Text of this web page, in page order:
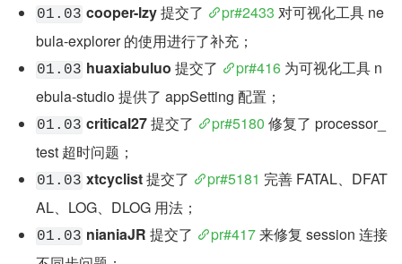
01.03 cooper-lzy 提交了 pr#2433 对可视化工具 ne
bula-explorer 的使用进行了补充；
01.03 huaxiabuluo 提交了 pr#416 为可视化工具 n
ebula-studio 提供了 appSetting 配置；
01.03 critical27 提交了 pr#5180 修复了 processor_
test 超时问题；
01.03 xtcyclist 提交了 pr#5181 完善 FATAL、DFAT
AL、LOG、DLOG 用法；
01.03 nianiaJR 提交了 pr#417 来修复 session 连接